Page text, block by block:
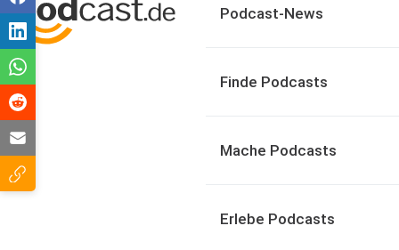
Podcast-News
Finde Podcasts
Mache Podcasts
Erlebe Podcasts